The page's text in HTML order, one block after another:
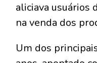
aliciava usuários
na venda dos
Um dos